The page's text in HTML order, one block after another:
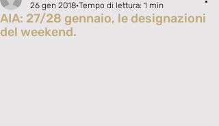
AIA: 27/28 gennaio, le designazioni
del weekend.
26 gen 2018 Tempo di lettura: 1 min